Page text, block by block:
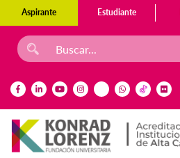
Aspirante Estudiante